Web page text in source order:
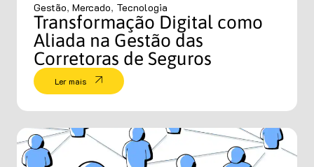
Gestão, Mercado, Tecnologia
Transformação Digital como
Aliada na Gestão das
Corretoras de Seguros
Ler mais